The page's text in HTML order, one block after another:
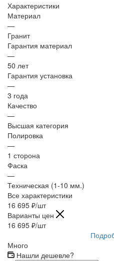
Характеристики
Материал
—
Гранит
Гарантия материал
—
50 лет
Гарантия установка
—
3 года
Качество
—
Высшая категория
Полировка
—
1 сторона
Фаска
—
Техническая (1-10 мм.)
Все характеристики
16 695 ₽/шт
Варианты цен
16 695 ₽/шт
Много
Нашли дешевле?